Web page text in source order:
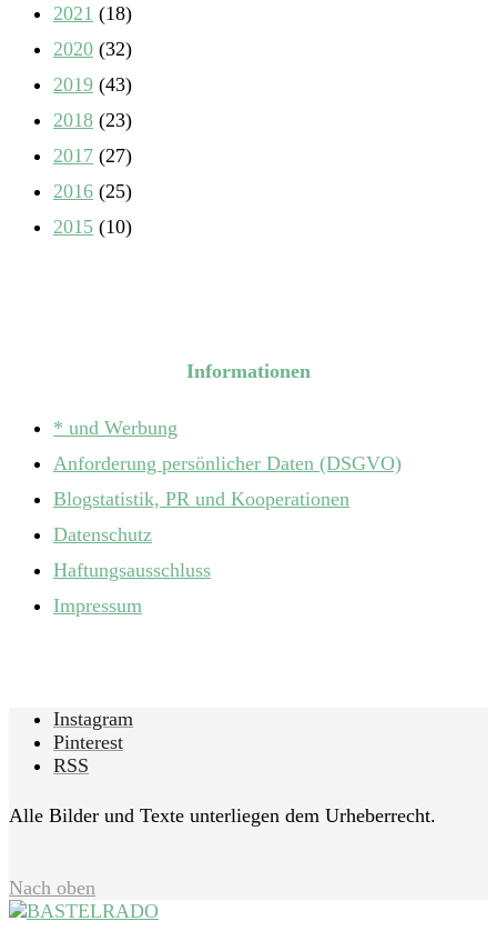
2021 (18)
2020 (32)
2019 (43)
2018 (23)
2017 (27)
2016 (25)
2015 (10)
Informationen
* und Werbung
Anforderung persönlicher Daten (DSGVO)
Blogstatistik, PR und Kooperationen
Datenschutz
Haftungsausschluss
Impressum
Instagram
Pinterest
RSS
Alle Bilder und Texte unterliegen dem Urheberrecht.
Nach oben